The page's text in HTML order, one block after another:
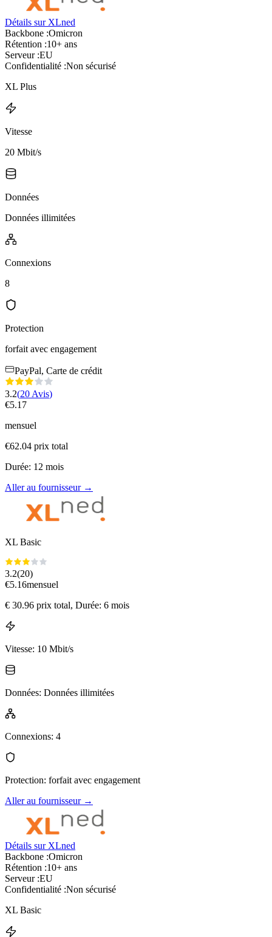
Détails sur XLned
Backbone :Omicron
Rétention :10+ ans
Serveur :EU
Confidentialité :Non sécurisé
XL Plus
Vitesse
20 Mbit/s
Données
Données illimitées
Connexions
8
Protection
forfait avec engagement
PayPal, Carte de crédit
3.2(20 Avis)
€5.17
mensuel
€62.04 prix total
Durée: 12 mois
Aller au fournisseur→
XL Basic
3.2(20)
€5.16mensuel
€ 30.96 prix total, Durée: 6 mois
Vitesse: 10 Mbit/s
Données: Données illimitées
Connexions: 4
Protection: forfait avec engagement
Aller au fournisseur→
Détails sur XLned
Backbone :Omicron
Rétention :10+ ans
Serveur :EU
Confidentialité :Non sécurisé
XL Basic